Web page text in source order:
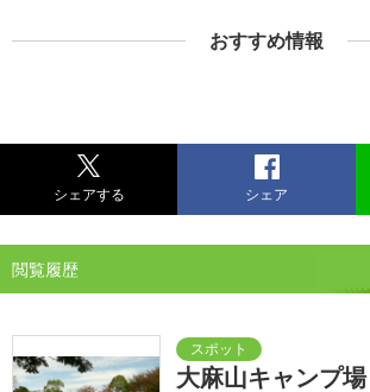
おすすめ情報
シェアする シェア
閲覧履歴
大麻山キャンプ場